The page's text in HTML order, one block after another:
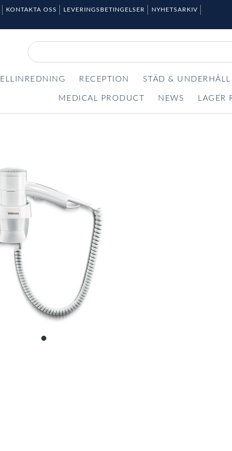
KONTAKTA OSS LEVERINGSBETINGELSER
NYHETSARKIV
RECEPTION STÄD & UNDERHÅLL
MEDICAL PRODUCT NEWS LAGER
item